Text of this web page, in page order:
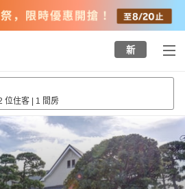
新
位住客 | 1 間房